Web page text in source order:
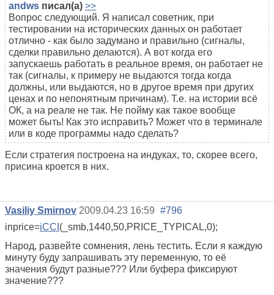
andws писал(а) >>
Вопрос следующий. Я написал советник, при
тестировании на исторических данных он работает
отлично - как было задумано и правильно (сигналы,
сделки правильно делаются). А вот когда его
запускаешь работать в реальное время, он работает не
так (сигналы, к примеру не выдаются тогда когда
должны, или выдаются, но в другое время при других
ценах и по непонятным причинам). Т.е. на истории всё
ОК, а на реале не так. Не пойму как такое вообще
может быть! Как это исправить? Может что в терминале
или в коде программы надо сделать?
Если стратегия построена на индуках, то, скорее всего,
присина кроется в них.
Vasiliy Smirnov 2009.04.23 16:59 #796
inprice=iCCI (_smb,1440,50,PRICE_TYPICAL,0);
Народ, развейте сомнения, лень тестить. Если я каждую
минуту буду запрашивать эту переменную, то её
значения будут разные??? Или буфера фиксируют
значение???